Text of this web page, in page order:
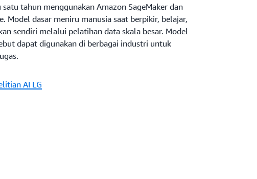
satu tahun menggunakan Amazon SageMaker dan
Model dasar meniru manusia saat berpikir, belajar,
sendiri melalui pelatihan data skala besar. Model
dapat digunakan di berbagai industri untuk
AI LG